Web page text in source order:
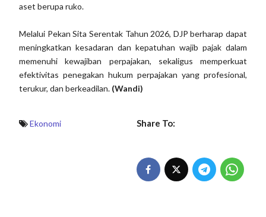
aset berupa ruko.
Melalui Pekan Sita Serentak Tahun 2026, DJP berharap dapat
meningkatkan kesadaran dan kepatuhan wajib pajak dalam
memenuhi kewajiban perpajakan, sekaligus memperkuat
efektivitas penegakan hukum perpajakan yang profesional,
terukur, dan berkeadilan. (Wandi)
Ekonomi Share To: